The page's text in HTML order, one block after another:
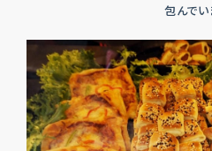
包んでい